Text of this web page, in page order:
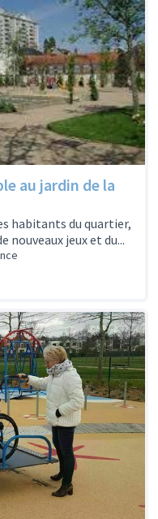
au jardin de la
habitants du quartier,
nouveaux jeux et du...